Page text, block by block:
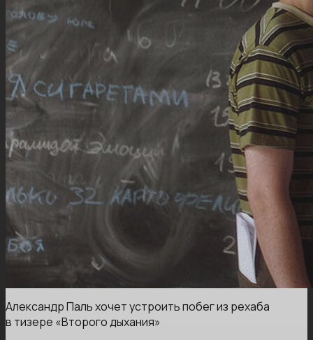
Александр Паль хочет устроить побег из рехаба
в тизере «Второго дыхания»